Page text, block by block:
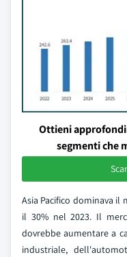
Ottieni
segmenti che
Asia Pacifico dominava
il 30% nel 2023. Il
dovrebbe aumentare a
industriale,